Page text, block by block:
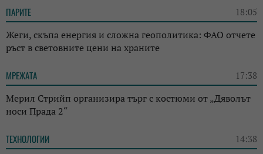
ПАРИТЕ 18:05
Жеги, скъпа енергия и сложна геополитика: ФАО отчете
ръст в световните цени на храните
МРЕЖАТА 17:38
Мерил Стрийп организира търг с костюми от „Дяволът
носи Прада 2“
ТЕХНОЛОГИИ 14:38